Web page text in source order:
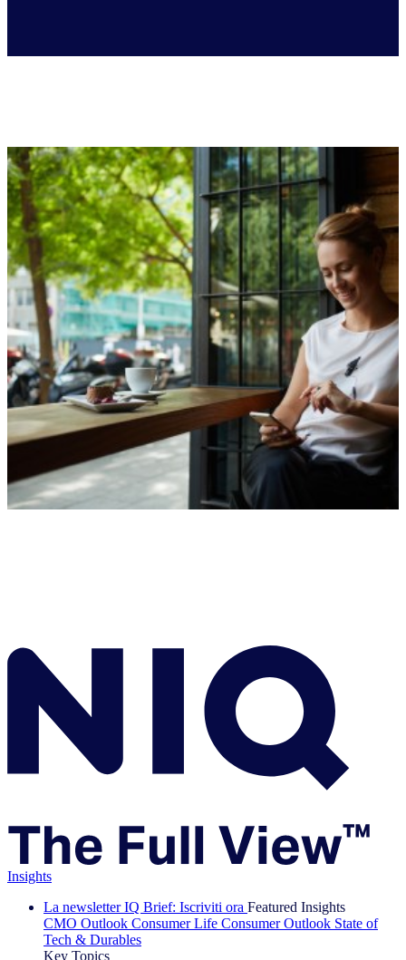
Insights
La newsletter IQ Brief: Iscriviti ora Featured Insights
CMO Outlook Consumer Life Consumer Outlook State of
Tech & Durables
Key Topics